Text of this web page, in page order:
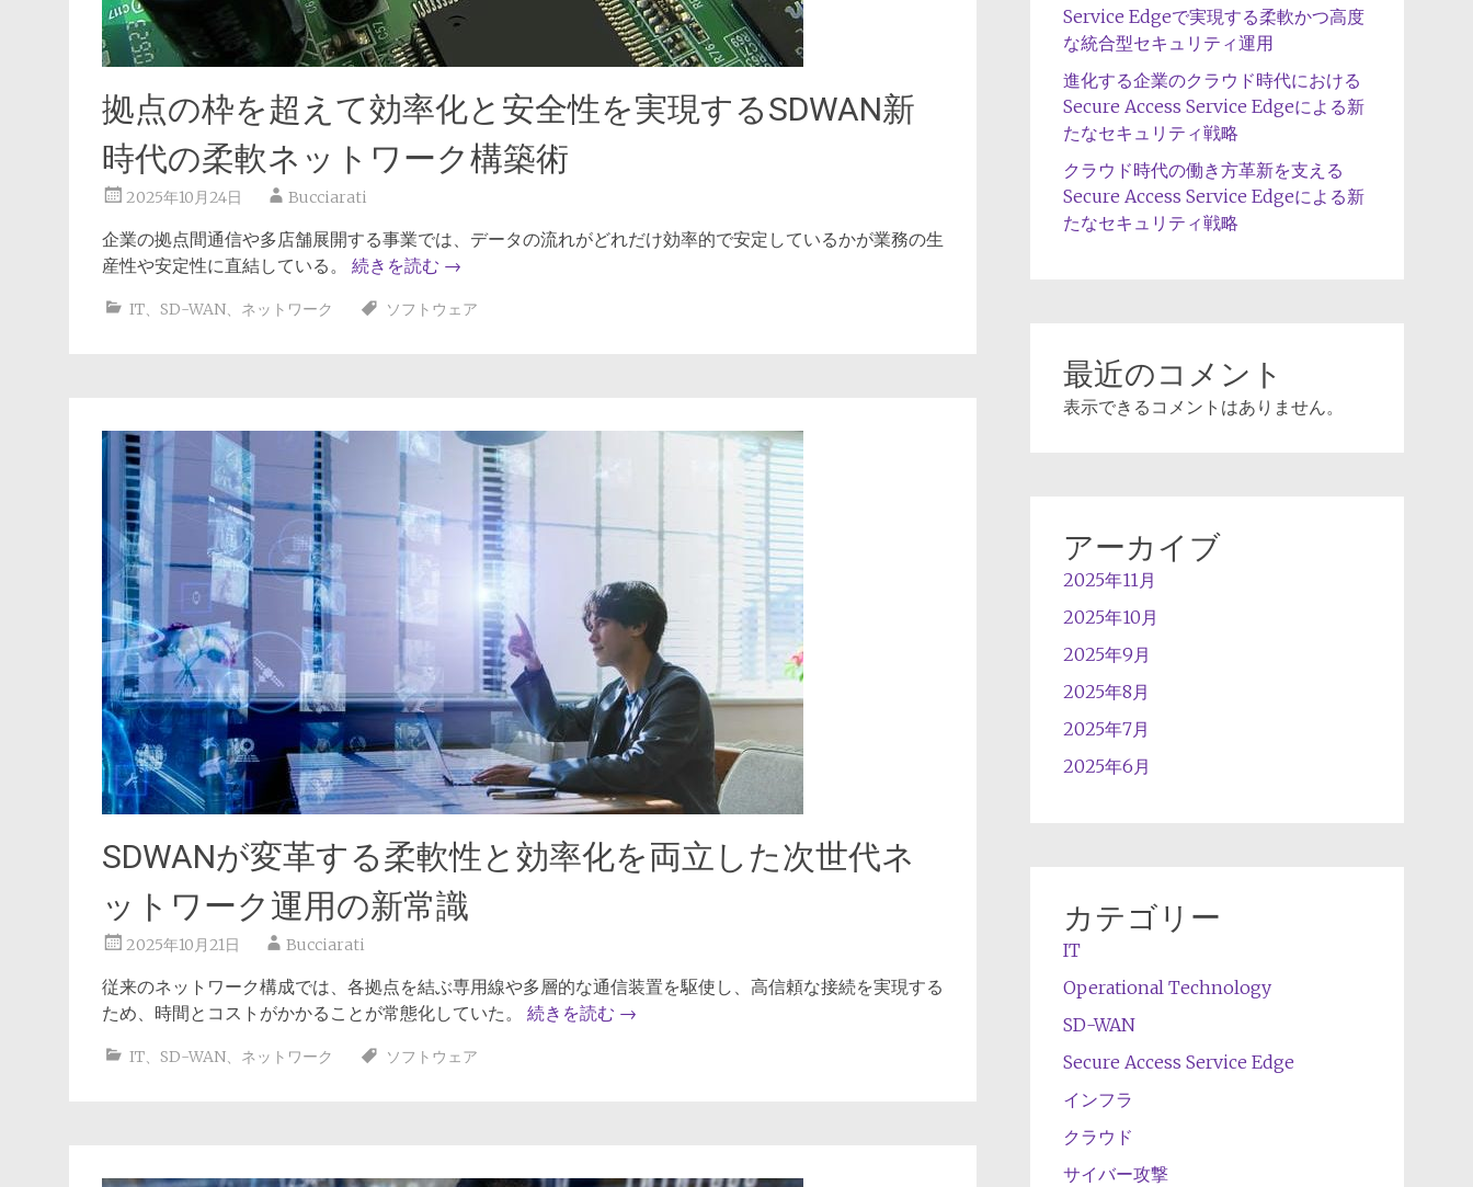
拠点の枠を超えて効率化と安全性を実現するSDWAN新
時代の柔軟ネットワーク構築術
2025年10月24日 Bucciarati
企業の拠点間通信や多店舗展開する事業では、データの流れがどれだけ効率的で安定しているかが業務の生
産性や安定性に直結している。 続きを読む →
IT、 SD-WAN、 ネットワーク ソフトウェア
SDWANが変革する柔軟性と効率化を両立した次世代ネ
ットワーク運用の新常識
2025年10月21日 Bucciarati
従来のネットワーク構成では、各拠点を結ぶ専用線や多層的な通信装置を駆使し、高信頼な接続を実現する
ため、時間とコストがかかることが常態化していた。 続きを読む →
IT、 SD-WAN、 ネットワーク ソフトウェア
Service Edgeで実現する柔軟かつ高度
な統合型セキュリティ運用
進化する企業のクラウド時代における
Secure Access Service Edgeによる新
たなセキュリティ戦略
クラウド時代の働き方革新を支える
Secure Access Service Edgeによる新
たなセキュリティ戦略
最近のコメント
表示できるコメントはありません。
アーカイブ
2025年11月
2025年10月
2025年9月
2025年8月
2025年7月
2025年6月
カテゴリー
IT
Operational Technology
SD-WAN
Secure Access Service Edge
インフラ
クラウド
サイバー攻撃